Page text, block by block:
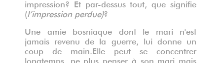
impression? Et par-dessus tout, que signifie
( l’impression perdue)?
Une amie bosniaque dont le mari n'est
jamais revenu de la guerre, lui donne un
coup de main.Elle peut se concentrer
longtemps, ne plus penser à son mari mais